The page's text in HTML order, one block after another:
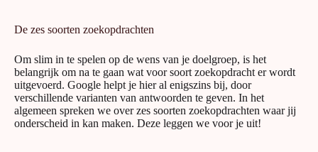
De zes soorten zoekopdrachten
Om slim in te spelen op de wens van je doelgroep, is het
belangrijk om na te gaan wat voor soort zoekopdracht er wordt
uitgevoerd. Google helpt je hier al enigszins bij, door
verschillende varianten van antwoorden te geven. In het
algemeen spreken we over zes soorten zoekopdrachten waar jij
onderscheid in kan maken. Deze leggen we voor je uit!